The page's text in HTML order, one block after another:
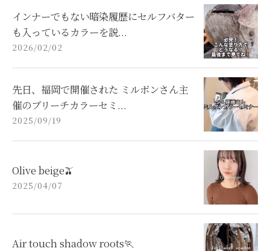
インナーでもない暗染履歴にセルフバター
も入っているカラーを説...
2026/02/02
先日、福岡で開催された ミルボンさん主
催のブリーチカラーセミ...
2025/09/19
Olive beige🫒
2025/04/07
Air touch shadow roots🏃